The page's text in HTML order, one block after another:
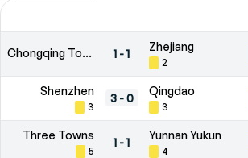
Chongqing Tonglianglong FC 1 -1
Zhejiang
2
Shenzhen
3
3-0
Qingdao
3
Three Towns
5
1 -1
Yunnan Yukun
4